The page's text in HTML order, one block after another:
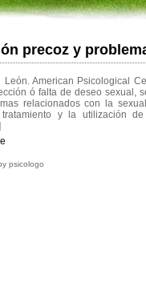
precoz y
León. American Psicological
ó falta de deseo sexual,
relacionados con la
y la utilización
psicologo